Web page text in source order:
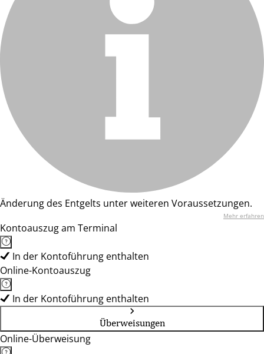
Änderung des Entgelts unter weiteren Voraussetzungen.
Mehr erfahren
Kontoauszug am Terminal
In der Kontoführung enthalten
Online-Kontoauszug
In der Kontoführung enthalten
Überweisungen
Online-Überweisung